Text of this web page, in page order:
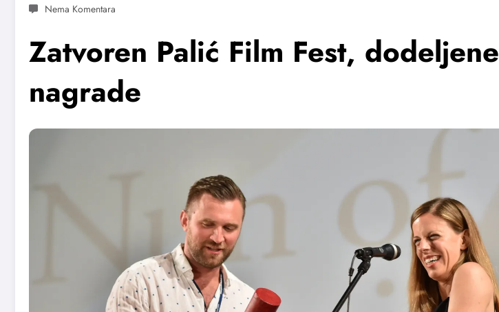
Zatvoren Palić Film Fest, dodeljene
nagrade